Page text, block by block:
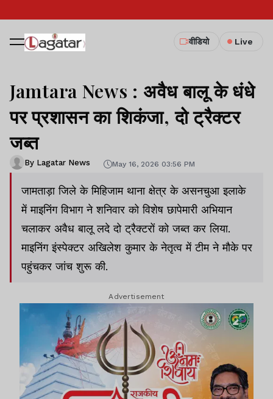
वीडियो Live
Jamtara News : अवैध बालू के धंधे
पर प्रशासन का शिकंजा, दो ट्रैक्टर
जब्त
By Lagatar News May 16, 2026 03:56 PM
जामताड़ा जिले के मिहिजाम थाना क्षेत्र के असनचुआ इलाके
में माइनिंग विभाग ने शनिवार को विशेष छापेमारी अभियान
चलाकर अवैध बालू लदे दो ट्रैक्टरों को जब्त कर लिया.
माइनिंग इंस्पेक्टर अखिलेश कुमार के नेतृत्व में टीम ने मौके पर
पहुंचकर जांच शुरू की.
Advertisement